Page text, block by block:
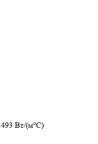
Вт/(м°C)